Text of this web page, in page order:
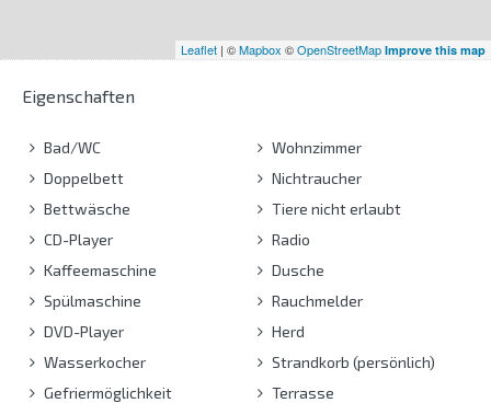
Leaflet | ©Mapbox ©OpenStreetMap Improve this map
Eigenschaften
Bad/WC
Doppelbett
Bettwäsche
CD-Player
Kaffeemaschine
Spülmaschine
DVD-Player
Wasserkocher
Gefriermöglichkeit
Wohnzimmer
Nichtraucher
Tiere nicht erlaubt
Radio
Dusche
Rauchmelder
Herd
Strandkorb (persönlich)
Terrasse